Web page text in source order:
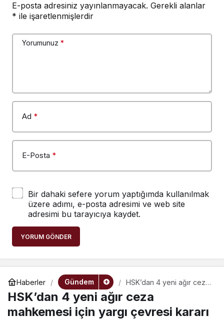
E-posta adresiniz yayınlanmayacak. Gerekli alanlar
* ile işaretlenmişlerdir
Yorumunuz *
Ad *
E-Posta *
Bir dahaki sefere yorum yaptığımda kullanılmak
üzere adımı, e-posta adresimi ve web site
adresimi bu tarayıcıya kaydet.
YORUM GÖNDER
Haberler Gündem
HSK’dan 4 yeni ağır ceza
çevresi kararı
HSK’dan 4 yeni ağır ceza
mahkemesi için yargı çevresi kararı